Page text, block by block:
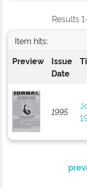
Results
Item hits:
Preview
Issue
Date
1995